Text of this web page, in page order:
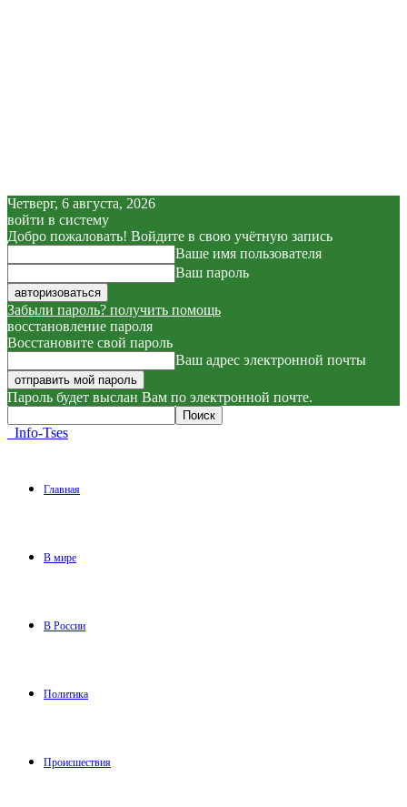
Четверг, 6 августа, 2026
войти в систему
Добро пожаловать! Войдите в свою учётную запись
Ваше имя пользователя
Ваш пароль
Забыли пароль? получить помощь
восстановление пароля
Восстановите свой пароль
Ваш адрес электронной почты
Пароль будет выслан Вам по электронной почте.
Info-Tses
Главная
В мире
В России
Политика
Происшествия